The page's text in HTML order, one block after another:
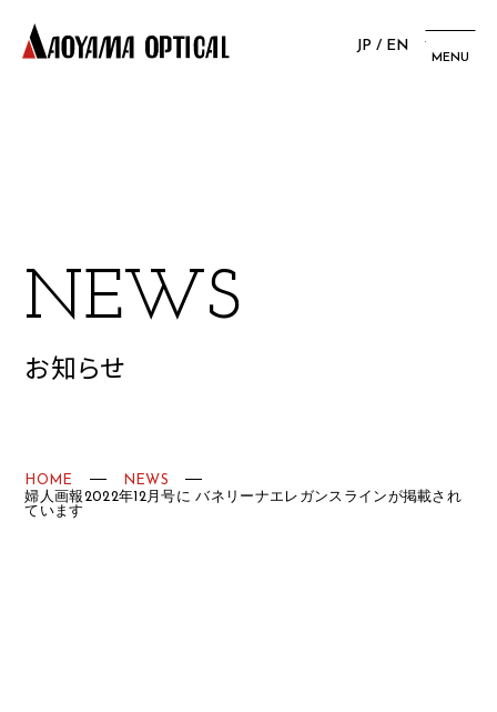
JP / EN
MENU
NEWS
お知らせ
HOME
NEWS
婦人画報2022年12月号に バネリーナエレガンスラインが掲載され
ています